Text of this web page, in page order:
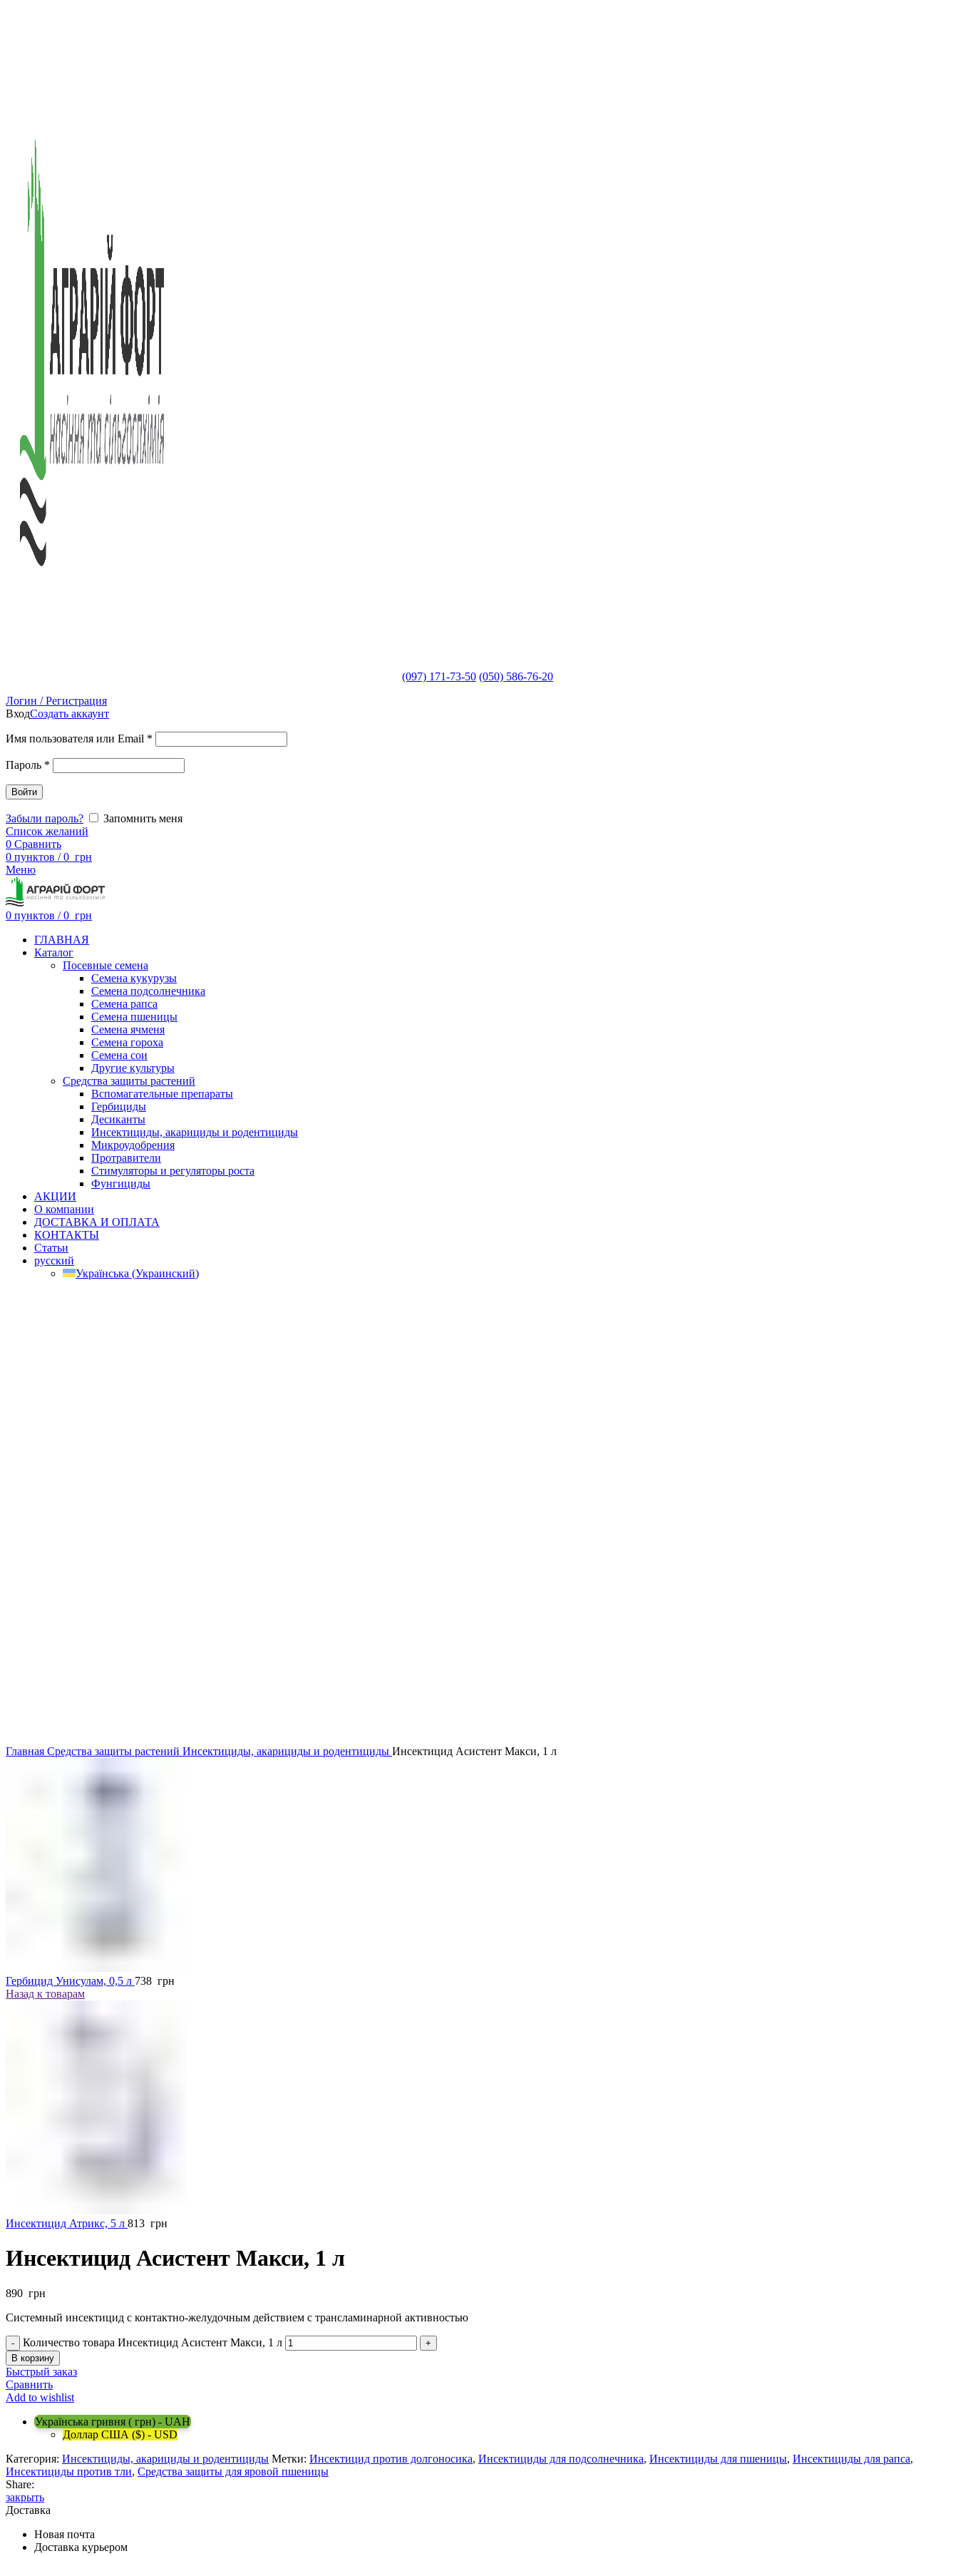
(097) 171-73-50 (050) 586-76-20
Логин / Регистрация
ВходСоздать аккаунт
Имя пользователя или Email *
Пароль *
Войти
Забыли пароль?
Запомнить меня
Список желаний
0 Сравнить
0 пунктов / 0 грн
Меню
0 пунктов / 0 грн
ГЛАВНАЯ
Каталог
Посевные семена
Семена кукурузы
Семена подсолнечника
Семена рапса
Семена пшеницы
Семена ячменя
Семена гороха
Семена сои
Другие культуры
Средства защиты растений
Вспомагательные препараты
Гербициды
Десиканты
Инсектициды, акарициды и родентициды
Микроудобрения
Протравители
Стимуляторы и регуляторы роста
Фунгициды
АКЦИИ
О компании
ДОСТАВКА И ОПЛАТА
КОНТАКТЫ
Статьи
русский
Українська (Украинский)
Главная Средства защиты растений Инсектициды, акарициды и родентициды Инсектицид Асистент Макси, 1 л
Гербицид Унисулам, 0,5 л 738 грн
Назад к товарам
Инсектицид Атрикс, 5 л 813 грн
Инсектицид Асистент Макси, 1 л
890 грн
Системный инсектицид с контактно-желудочным действием с трансламинарной активностью
Количество товара Инсектицид Асистент Макси, 1 л
В корзину
Быстрый заказ
Сравнить
Add to wishlist
Українська гривня ( грн) - UAH
Доллар США ($) - USD
Категория: Инсектициды, акарициды и родентициды Метки: Инсектицид против долгоносика, Инсектициды для подсолнечника, Инсектициды для пшеницы, Инсектициды для рапса,
Инсектициды против тли, Средства защиты для яровой пшеницы
Share:
закрыть
Доставка
Новая почта
Доставка курьером